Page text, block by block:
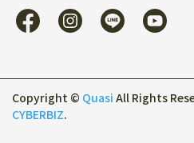
Copyright © Quasi All Rights
CYBERBIZ.